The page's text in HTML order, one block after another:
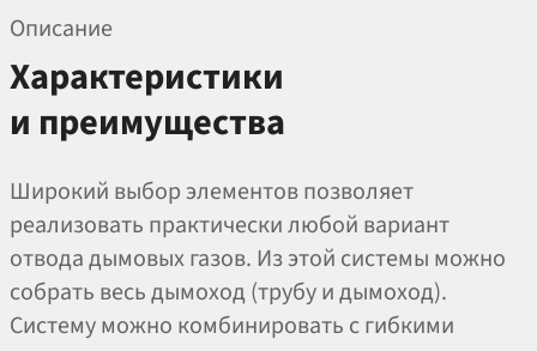
Описание
Характеристики
и преимущества
Широкий выбор элементов позволяет
реализовать практически любой вариант
отвода дымовых газов. Из этой системы можно
собрать весь дымоход (трубу и дымоход).
Систему можно комбинировать с гибкими